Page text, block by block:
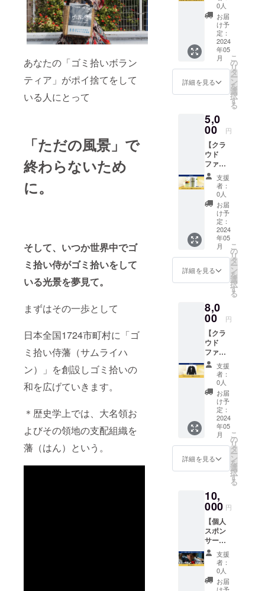
あなたの「ゴミ拾いボラン
ティア」がポイ捨てをして
いる人にとって
「ただの風景」で
終わらないため
に。
そして、いつか世界中でゴ
ミ拾い侍がゴミ拾いをして
いる光景を夢見て。
まずはその一歩として
日本全国1724市町村に「ゴ
ミ拾い侍藩（サムライハ
ン）」を創設しゴミ拾いの
和を広げていきます。
＊歴史学上では、大名領お
よびその領地の支配組織を
藩（はん）という。
前をご
記入く
ださ
い。
２）
メッ
セージ
ゴミ拾
い侍へ
や 日頃
ゴミ問
題に対
しての
メッ
セージ
をお願
いいた
しま
す。 こ
ちらの
ホーム
ページ
に掲載
いたし
https://
gomihir
i.com ※
掲載方
法：文
字のみ
♢上乗
せ支援
※ご支援
をして
いただ
く際
に、ど
のリ
ターン
も『上
するこ
とがで
都合が
よろし
ければ
リター
ンの額
に上乗
せし
て、ご
支援頂
けます
ゴミ拾
い侍タ
オル
（ゴミ
拾い参
加時に
手渡し
いたし
ま
す）】
あなた
をお待
ちして
いま
す！！
・「ゴ
ミ拾い
侍」の
普段の
ゴミ拾
い活動
に参加
できま
す。 ・
「ゴミ
拾い
侍」オ
す。 ・
写真の
デザイ
ン。 タ
オルで
汗を拭
きなが
らゴミ
拾いを
して、
あなた
の周り
で仲間
を増や
してく
ださ
サイ
ズ：横
約85㎝×
縦約34
㎝ ※毎
週水曜
日と日
曜日の
10:00〜
16:00
0人
お届
け予
定：
2024
年05
月
詳細を見る
こ
の
リ
タ
ー
ン
を
選
択
す
る
5,0
00 円
【クラ
ウド
ファン
ディン
グ限定
ゴミ拾
い侍タ
ンブ
ラー】
「ゴミ
拾い
侍」オ
リジナ
ルのタ
ンブ
材：ス
テンレ
ス 色：
シル
バー 容
量：
380ml ※
送料込
みのお
値段で
す。
支援
者：
0人
お届
け予
定：
2024
年05
月
詳細を見る
こ
の
リ
タ
ー
ン
を
選
択
す
る
8,0
00 円
【クラ
ウド
ファン
ディン
グ限定
ゴミ拾
い侍ロ
ングT
シャ
ツ】
「ゴミ
拾い
侍」ク
ラウド
ファン
ジナル
のロン
グTシャ
ツで
す。 こ
れを着
てゴミ
拾いを
して、
あなた
の周り
支援
者：
0人
お届
け予
定：
2024
年05
月
詳細を見る
こ
の
リ
タ
ー
ン
を
選
択
す
る
10,
000 円
【個人
スポン
サー
（TikTo
k動画に
「後藤
一機
（ゴミ
支援
者：
0人
お届